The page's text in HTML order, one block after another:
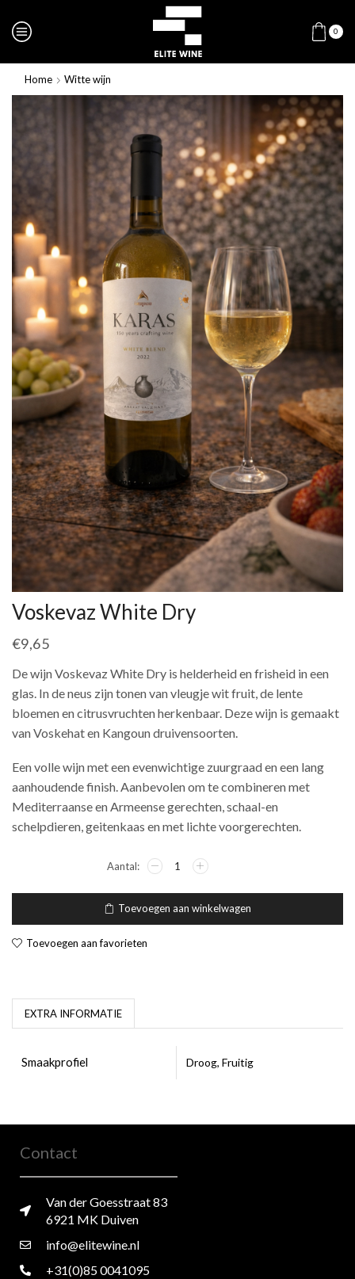
0
Home Witte wijn
Voskevaz White Dry
€9,65
De wijn Voskevaz White Dry is helderheid en frisheid in een
glas. In de neus zijn tonen van vleugje wit fruit, de lente
bloemen en citrusvruchten herkenbaar. Deze wijn is gemaakt
van Voskehat en Kangoun druivensoorten.
Een volle wijn met een evenwichtige zuurgraad en een lang
aanhoudende finish. Aanbevolen om te combineren met
Mediterraanse en Armeense gerechten, schaal-en
schelpdieren, geitenkaas en met lichte voorgerechten.
Toevoegen aan winkelwagen
Toevoegen aan favorieten
EXTRA INFORMATIE
Smaakprofiel Droog, Fruitig
Contact
Van der Goesstraat 83
6921 MK Duiven
info@elitewine.nl
+31(0)85 0041095